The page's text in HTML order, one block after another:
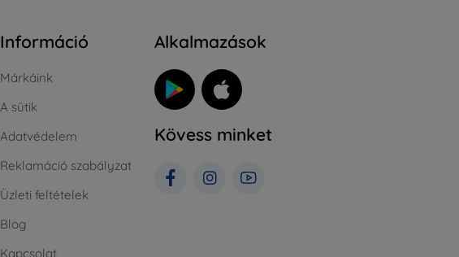
Információ
Márkáink
A sütik
Adatvédelem
Reklamáció szabályzat
Üzleti feltételek
Blog
Kapcsolat
Alkalmazások
Kövess minket